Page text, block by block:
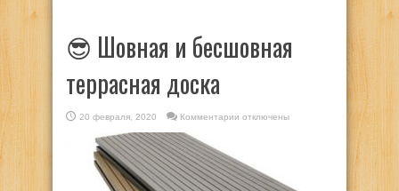
😎 Шовная и бесшовная
террасная доска
20 февраля, 2020 Комментарии
бесшовная
террасная
доска
отключены